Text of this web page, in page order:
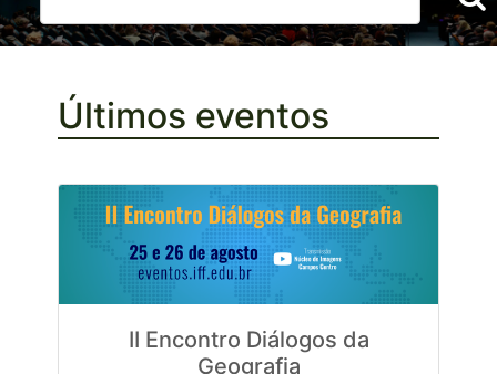
Últimos eventos
II Encontro Diálogos da
Geografia